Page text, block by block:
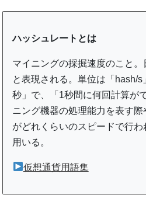
ハッシュレートとは
マイニングの採掘速度のこと。
と表現される。単位は「hash/s
秒」で、「1秒間に何回計算が
ニング機器の処理能力を表す
がどれくらいのスピードで行
用いる。
仮想通貨用語集